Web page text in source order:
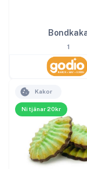
1
Ni tjänar 20kr
Kakor